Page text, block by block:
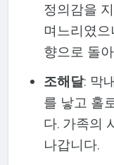
정의감을
며느리였
향으로 돌
조해달: 막
를 낳고 홀
다. 가족의
나갑니다.